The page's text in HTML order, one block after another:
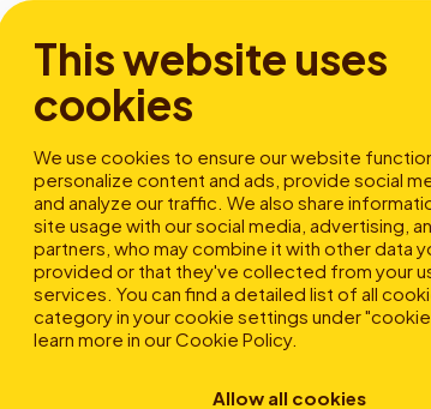
This website uses
cookies
We use cookies to ensure our website
personalize content and ads, provide social
and analyze our traffic. We also share
site usage with our social media, advertising,
partners, who may combine it with other data
provided or that they've collected from your
services. You can find a detailed list of all
category in your cookie settings under
learn more in ourCookie Policy.
Allow all cookies